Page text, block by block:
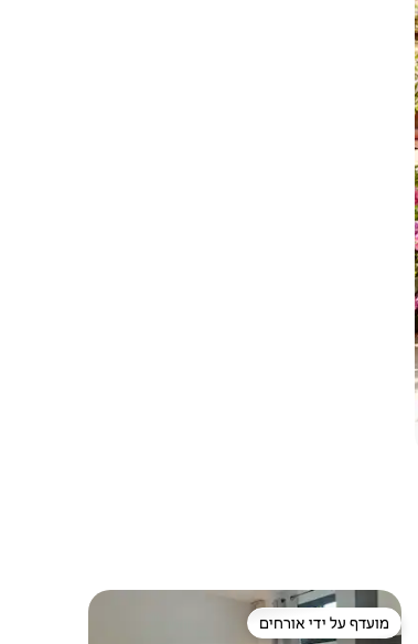
מועדף על ידי אורחים
מועדף על ידי אורחים